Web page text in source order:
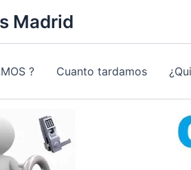
Madrid
? Cuanto tardamos